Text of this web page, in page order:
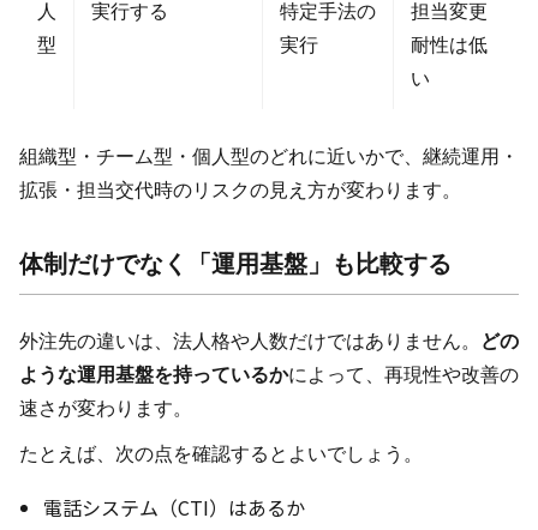
人
型
実行する
特定手法の
実行
担当変更
耐性は低
い
組織型・チーム型・個人型のどれに近いかで、継続運用・
拡張・担当交代時のリスクの見え方が変わります。
体制だけでなく「運用基盤」も比較する
外注先の違いは、法人格や人数だけではありません。 どの
ような運用基盤を持っているかによって、再現性や改善の
速さが変わります。
たとえば、次の点を確認するとよいでしょう。
電話システム（CTI）はあるか